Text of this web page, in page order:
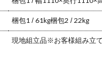
梱包1 / 61kg梱包2 / 22kg
現地組立品※お客様組み立